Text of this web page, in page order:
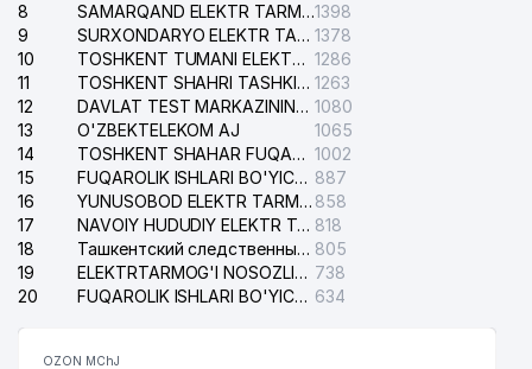
8
SAMARQAND ELEKTR TARMOQLARI AJ1398
9
SURXONDARYO ELEKTR TARMOQLARI AJ 1378
10
TOSHKENT TUMANI ELEKTR TARMOG'I AVARIYA XIZMATI 1286
11
TOSHKENT SHAHRI TASHKILOT TELEFONLARI HAQIDA MA'LUMOT BYUROSI 1263
12
DAVLAT TEST MARKAZINING ISHONCH TELEFONLARI 1080
13
O'ZBEKTELEKOM AJ
1065
14
TOSHKENT SHAHAR FUQAROLIK ISHLARI BO'YICHA SUDI 1002
15
FUQAROLIK ISHLARI BO'YICHA YAKKASAROY TUMANLARARO SUDI 887
16
YUNUSOBOD ELEKTR TARMOG'I NOSOZLIKLARI XIZMATI 858
17
NAVOIY HUDUDIY ELEKTR TARMOQLARI KORXONASI AJ 818
18
Ташкентский следственный изолятор 805
19
ELEKTRTARMOG'I NOSOZLIKLARINI TO'ZATISH SERGELI XIZMATI 738
20
FUQAROLIK ISHLARI BO'YICHA UCH-TEPA TUMANI SUDI 634
OZON MChJ